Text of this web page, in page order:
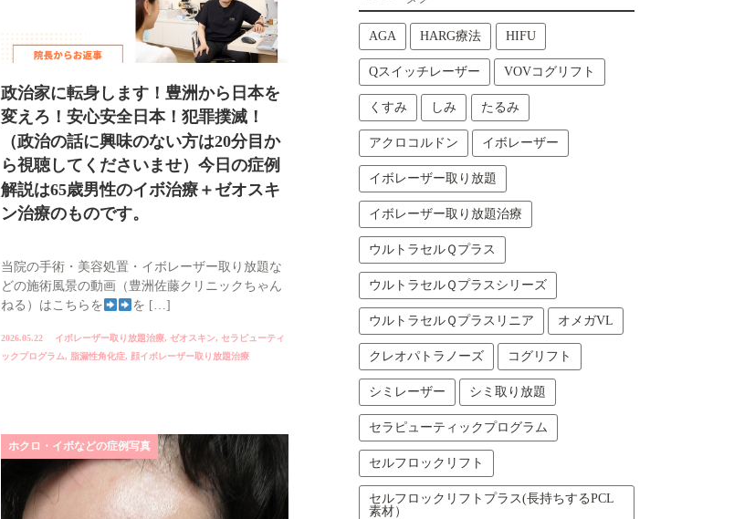
政治家に転身します！豊洲から日本を
変えろ！安心安全日本！犯罪撲滅！
（政治の話に興味のない方は20分目か
ら視聴してくださいませ）今日の症例
解説は65歳男性のイボ治療＋ゼオスキ
ン治療のものです。
当院の手術・美容処置・イボレーザー取り放題な
どの施術風景の動画（豊洲佐藤クリニックちゃん
ねる）はこちらを
を […]
2026.05.22 イボレーザー取り放題治療,ゼオスキン, セラピューティ
ックプログラム, 脂漏性角化症,顔イボレーザー取り放題治療
ホクロ・イボなどの症例写真
AGA HARG療法 HIFU
Qスイッチレーザー VOVコグリフト
くすみ しみ たるみ
アクロコルドン イボレーザー
イボレーザー取り放題
イボレーザー取り放題治療
ウルトラセルＱプラス
ウルトラセルＱプラスシリーズ
ウルトラセルＱプラスリニア オメガVL
クレオパトラノーズ コグリフト
シミレーザー シミ取り放題
セラピューティックプログラム
セルフロックリフト
セルフロックリフトプラス(長持ちするPCL
素材）